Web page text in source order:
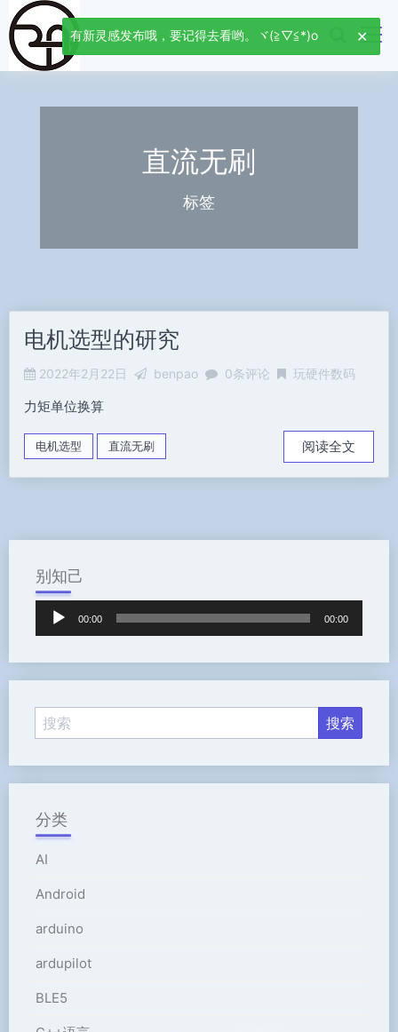
直流无刷
标签
电机选型的研究
2022年2月22日 benpao 0条评论 玩硬件数码
力矩单位换算
电机选型 直流无刷 阅读全文
别知己
放
00:00 00:00
分类
AI
Android
arduino
ardupilot
BLE5
有新灵感发布哦，要记得去看哟。ヾ(≧▽≦*)o